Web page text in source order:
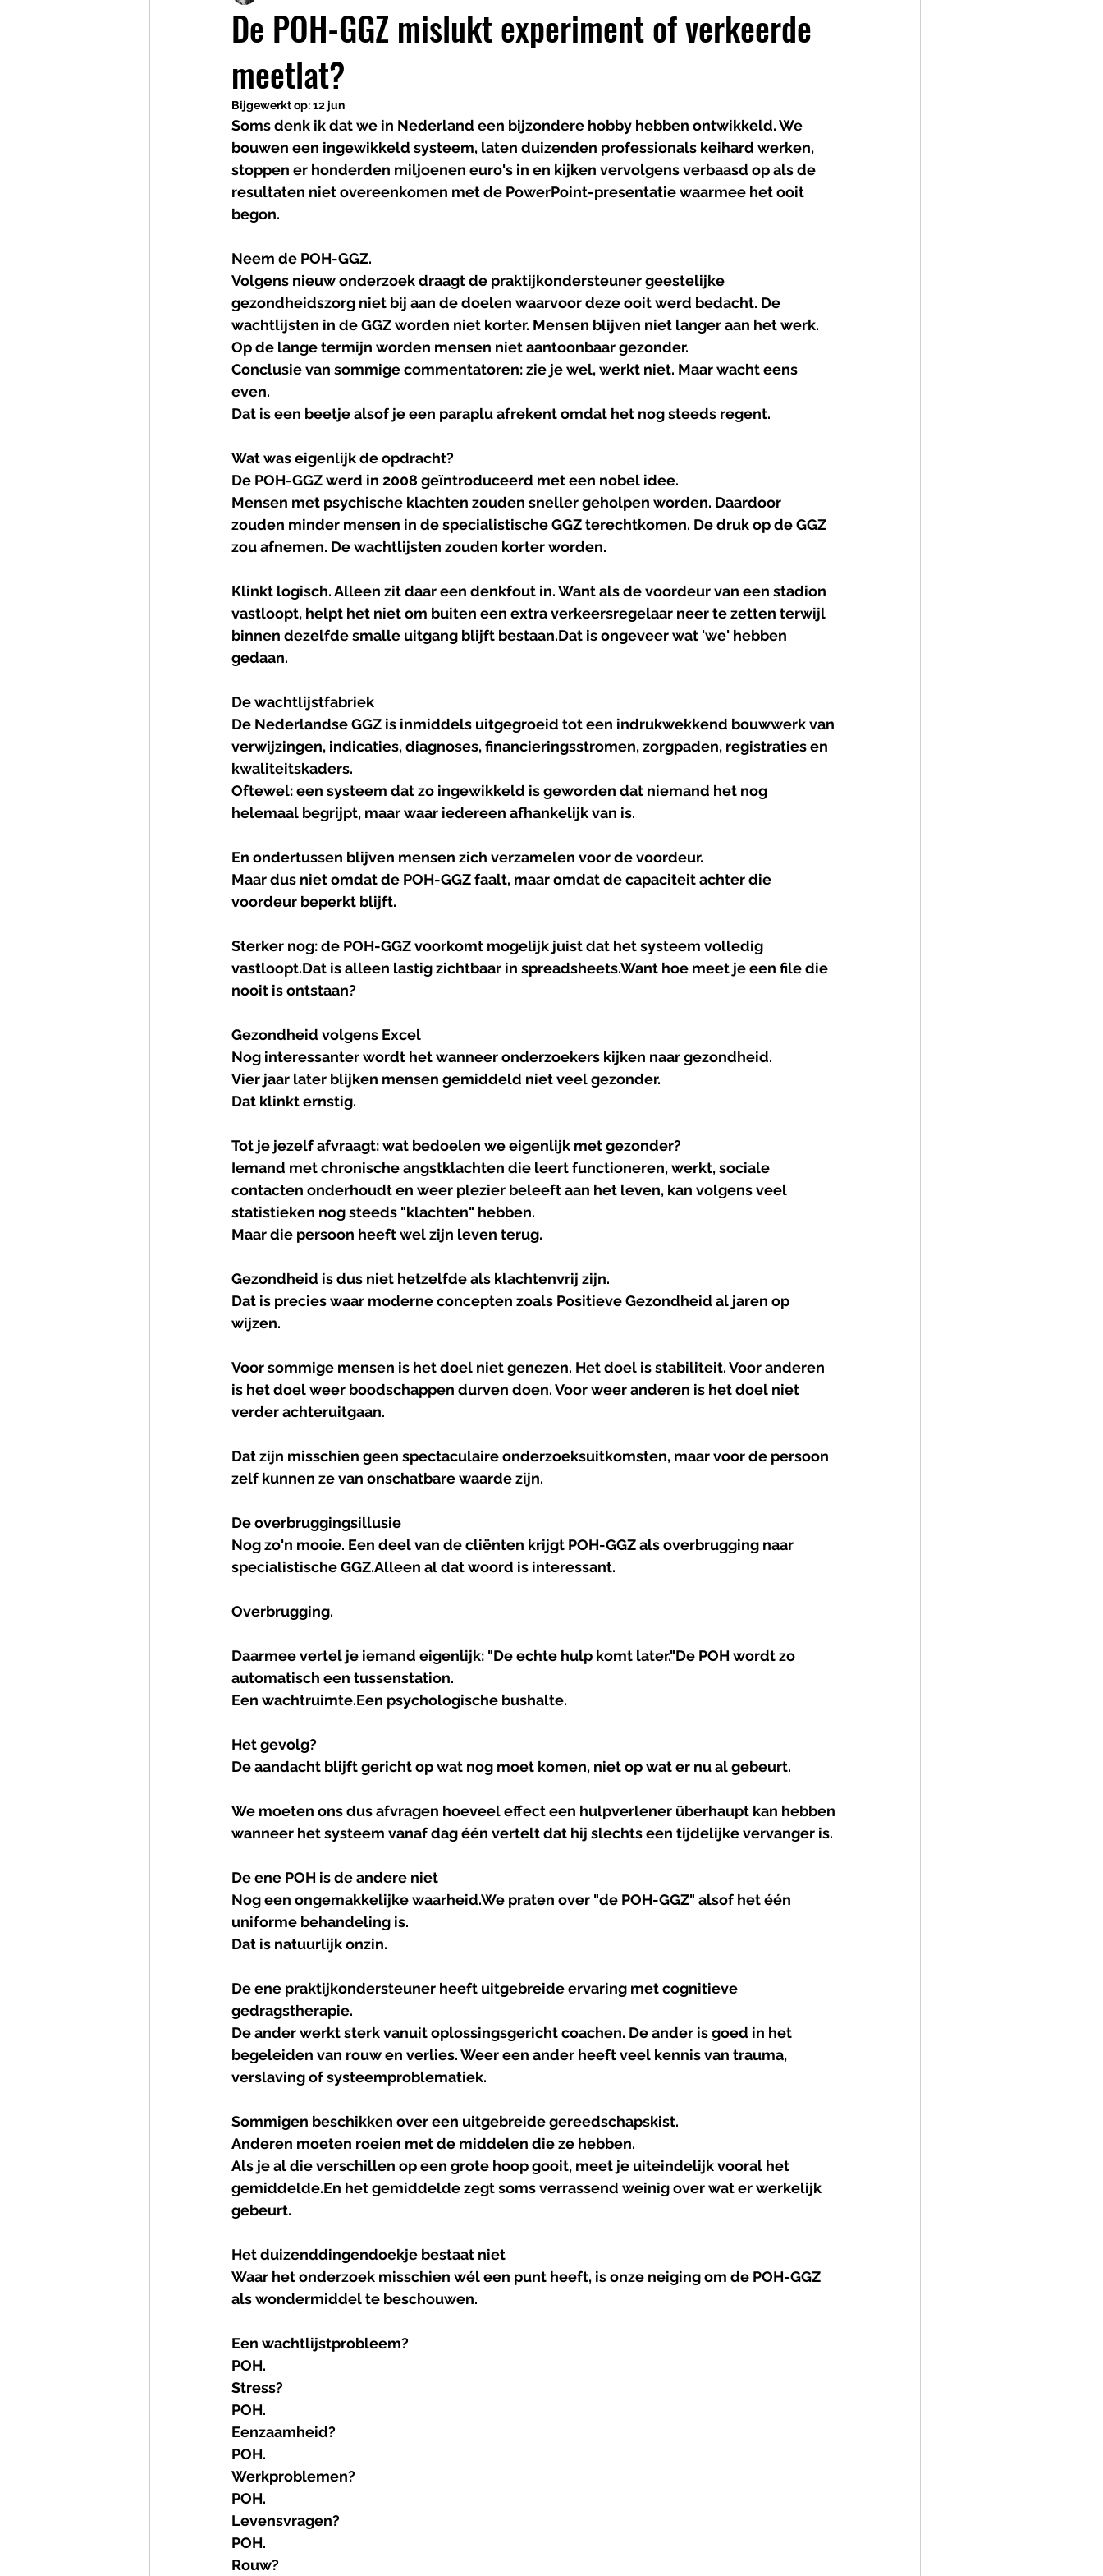
De POH-GGZ mislukt experiment of verkeerde
meetlat?
Bijgewerkt op:12 jun
Soms denk ik dat we in Nederland een bijzondere hobby hebben ontwikkeld. We
bouwen een ingewikkeld systeem, laten duizenden professionals keihard werken,
stoppen er honderden miljoenen euro's in en kijken vervolgens verbaasd op als de
resultaten niet overeenkomen met de PowerPoint-presentatie waarmee het ooit
begon.
Neem de POH-GGZ.
Volgens nieuw onderzoek draagt de praktijkondersteuner geestelijke
gezondheidszorg niet bij aan de doelen waarvoor deze ooit werd bedacht. De
wachtlijsten in de GGZ worden niet korter. Mensen blijven niet langer aan het werk.
Op de lange termijn worden mensen niet aantoonbaar gezonder.
Conclusie van sommige commentatoren: zie je wel, werkt niet. Maar wacht eens
even.
Dat is een beetje alsof je een paraplu afrekent omdat het nog steeds regent.
Wat was eigenlijk de opdracht?
De POH-GGZ werd in 2008 geïntroduceerd met een nobel idee.
Mensen met psychische klachten zouden sneller geholpen worden. Daardoor
zouden minder mensen in de specialistische GGZ terechtkomen. De druk op de GGZ
zou afnemen. De wachtlijsten zouden korter worden.
Klinkt logisch. Alleen zit daar een denkfout in. Want als de voordeur van een stadion
vastloopt, helpt het niet om buiten een extra verkeersregelaar neer te zetten terwijl
binnen dezelfde smalle uitgang blijft bestaan.Dat is ongeveer wat 'we' hebben
gedaan.
De wachtlijstfabriek
De Nederlandse GGZ is inmiddels uitgegroeid tot een indrukwekkend bouwwerk van
verwijzingen, indicaties, diagnoses, financieringsstromen, zorgpaden, registraties en
kwaliteitskaders.
Oftewel: een systeem dat zo ingewikkeld is geworden dat niemand het nog
helemaal begrijpt, maar waar iedereen afhankelijk van is.
En ondertussen blijven mensen zich verzamelen voor de voordeur.
Maar dus niet omdat de POH-GGZ faalt, maar omdat de capaciteit achter die
voordeur beperkt blijft.
Sterker nog: de POH-GGZ voorkomt mogelijk juist dat het systeem volledig
vastloopt.Dat is alleen lastig zichtbaar in spreadsheets.Want hoe meet je een file die
nooit is ontstaan?
Gezondheid volgens Excel
Nog interessanter wordt het wanneer onderzoekers kijken naar gezondheid.
Vier jaar later blijken mensen gemiddeld niet veel gezonder.
Dat klinkt ernstig.
Tot je jezelf afvraagt: wat bedoelen we eigenlijk met gezonder?
Iemand met chronische angstklachten die leert functioneren, werkt, sociale
contacten onderhoudt en weer plezier beleeft aan het leven, kan volgens veel
statistieken nog steeds "klachten" hebben.
Maar die persoon heeft wel zijn leven terug.
Gezondheid is dus niet hetzelfde als klachtenvrij zijn.
Dat is precies waar moderne concepten zoals Positieve Gezondheid al jaren op
wijzen.
Voor sommige mensen is het doel niet genezen. Het doel is stabiliteit. Voor anderen
is het doel weer boodschappen durven doen. Voor weer anderen is het doel niet
verder achteruitgaan.
Dat zijn misschien geen spectaculaire onderzoeksuitkomsten, maar voor de persoon
zelf kunnen ze van onschatbare waarde zijn.
De overbruggingsillusie
Nog zo'n mooie. Een deel van de cliënten krijgt POH-GGZ als overbrugging naar
specialistische GGZ.Alleen al dat woord is interessant.
Overbrugging.
Daarmee vertel je iemand eigenlijk: "De echte hulp komt later."De POH wordt zo
automatisch een tussenstation.
Een wachtruimte.Een psychologische bushalte.
Het gevolg?
De aandacht blijft gericht op wat nog moet komen, niet op wat er nu al gebeurt.
We moeten ons dus afvragen hoeveel effect een hulpverlener überhaupt kan hebben
wanneer het systeem vanaf dag één vertelt dat hij slechts een tijdelijke vervanger is.
De ene POH is de andere niet
Nog een ongemakkelijke waarheid.We praten over "de POH-GGZ" alsof het één
uniforme behandeling is.
Dat is natuurlijk onzin.
De ene praktijkondersteuner heeft uitgebreide ervaring met cognitieve
gedragstherapie.
De ander werkt sterk vanuit oplossingsgericht coachen. De ander is goed in het
begeleiden van rouw en verlies. Weer een ander heeft veel kennis van trauma,
verslaving of systeemproblematiek.
Sommigen beschikken over een uitgebreide gereedschapskist.
Anderen moeten roeien met de middelen die ze hebben.
Als je al die verschillen op een grote hoop gooit, meet je uiteindelijk vooral het
gemiddelde.En het gemiddelde zegt soms verrassend weinig over wat er werkelijk
gebeurt.
Het duizenddingendoekje bestaat niet
Waar het onderzoek misschien wél een punt heeft, is onze neiging om de POH-GGZ
als wondermiddel te beschouwen.
Een wachtlijstprobleem?
POH.
Stress?
POH.
Eenzaamheid?
POH.
Werkproblemen?
POH.
Levensvragen?
POH.
Rouw?